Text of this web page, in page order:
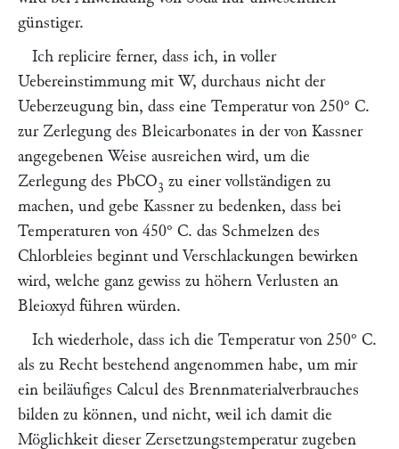
günstiger.
Ich replicire ferner, dass ich, in voller
Uebereinstimmung mit W, durchaus nicht der
Ueberzeugung bin, dass eine Temperatur von 250° C.
zur Zerlegung des Bleicarbonates in der von Kassner
angegebenen Weise ausreichen wird, um die
Zerlegung des PbCO3 zu einer vollständigen zu
machen, und gebe Kassnerzu bedenken, dass bei
Temperaturen von 450° C. das Schmelzen des
Chlorbleies beginnt und Verschlackungen bewirken
wird, welche ganz gewiss zu höhern Verlusten an
Bleioxyd führen würden.
Ich wiederhole, dass ich die Temperatur von 250° C.
als zu Recht bestehend angenommen habe, um mir
ein beiläufiges Calcul des Brennmaterialverbrauches
bilden zu können, und nicht, weil ich damit die
Möglichkeit dieser Zersetzungstemperatur zugeben